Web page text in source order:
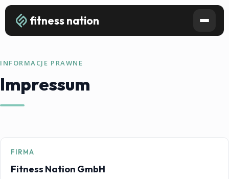
fitness nation
INFORMACJE PRAWNE
Impressum
FIRMA
Fitness Nation GmbH